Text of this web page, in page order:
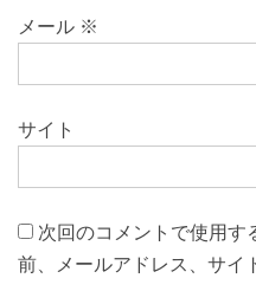
メール ※
サイト
次回のコメントで使用す
前、メールアドレス、サイ